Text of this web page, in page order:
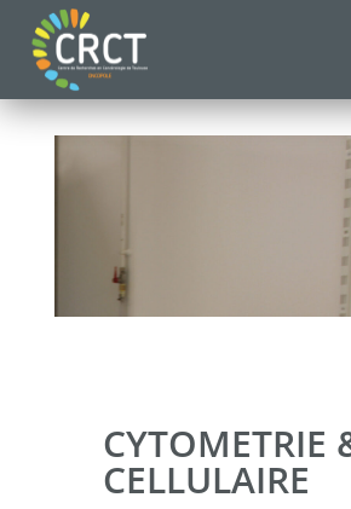
CYTOMETRIE
CELLULAIRE